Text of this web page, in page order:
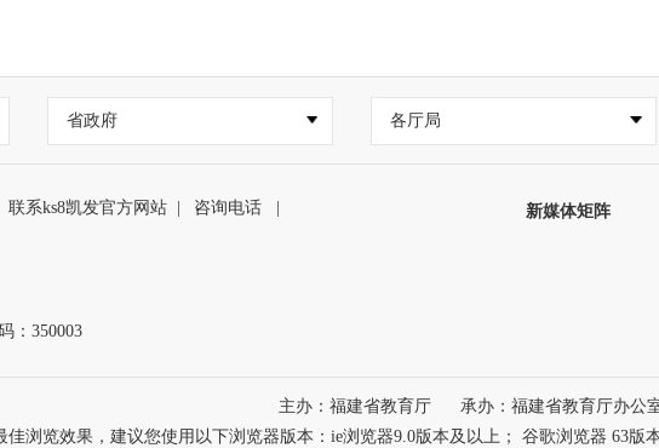
省政府 各厅局
联系ks8凯发官方网站 咨询电话
：350003
新媒体矩阵
主办：福建省教育厅
承办：福建省教育厅办公
佳浏览效果，建议您使用以下浏览器版本：ie浏览器9.0版本及以上； 谷歌浏览器 63版